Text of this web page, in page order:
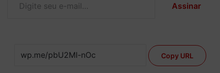
Assinar
Copy URL